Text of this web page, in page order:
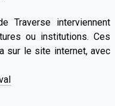
Traverse interviennent
ou institutions. Ces
sur le site internet, avec